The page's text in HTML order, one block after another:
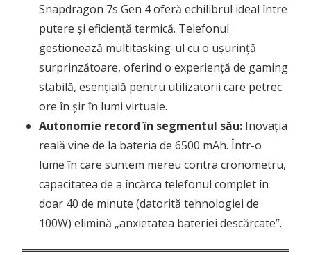
Snapdragon 7s Gen 4 oferă echilibrul ideal între
putere și eficiență termică. Telefonul
gestionează multitasking-ul cu o ușurință
surprinzătoare, oferind o experiență de gaming
stabilă, esențială pentru utilizatorii care petrec
ore în șir în lumi virtuale.
Autonomie record în segmentul său: Inovația
reală vine de la bateria de 6500 mAh. Într-o
lume în care suntem mereu contra cronometru,
capacitatea de a încărca telefonul complet în
doar 40 de minute (datorită tehnologiei de
100W) elimină „anxietatea bateriei descărcate”.